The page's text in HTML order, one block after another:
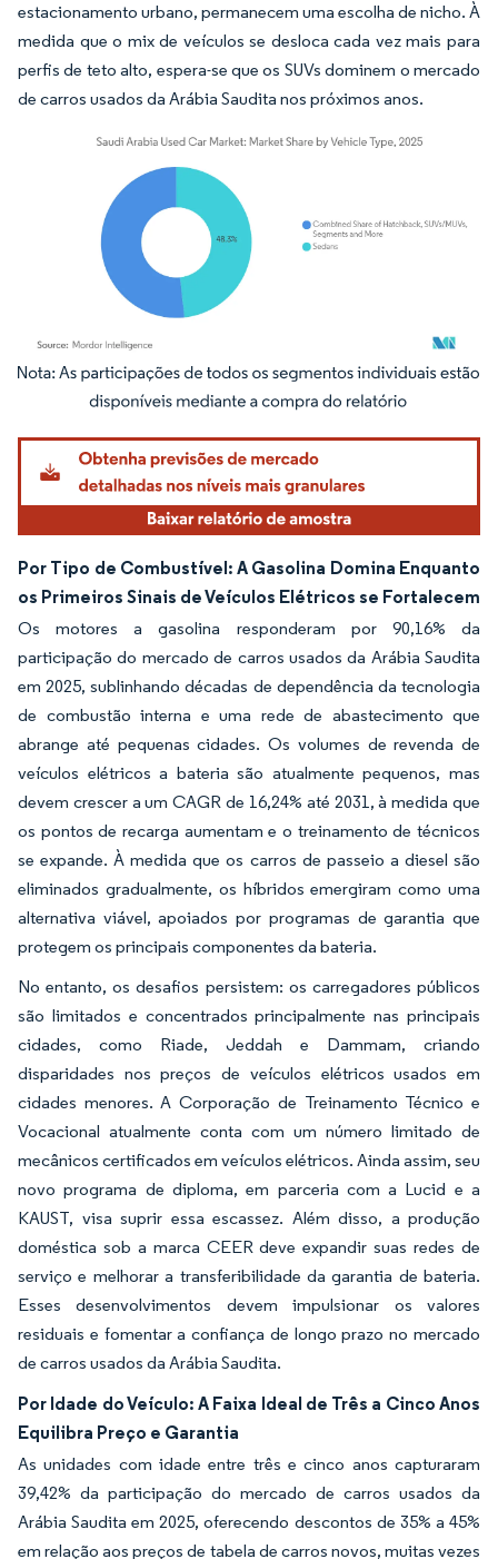
estacionamento urbano, permanecem uma escolha de nicho. À
medida que o mix de veículos se desloca cada vez mais para
perfis de teto alto, espera-se que os SUVs dominem o mercado
de carros usados da Arábia Saudita nos próximos anos.
Imagem © Mordor Intelligence. O reuso requer atribuição conforme CC BY 4.0.
Por Tipo de Combustível: A Gasolina Domina Enquanto
os Primeiros Sinais de Veículos Elétricos se Fortalecem
Os motores a gasolina responderam por 90,16% da
participação do mercado de carros usados da Arábia Saudita
em 2025, sublinhando décadas de dependência da tecnologia
de combustão interna e uma rede de abastecimento que
abrange até pequenas cidades. Os volumes de revenda de
veículos elétricos a bateria são atualmente pequenos, mas
devem crescer a um CAGR de 16,24% até 2031, à medida que
os pontos de recarga aumentam e o treinamento de técnicos
se expande. À medida que os carros de passeio a diesel são
eliminados gradualmente, os híbridos emergiram como uma
alternativa viável, apoiados por programas de garantia que
protegem os principais componentes da bateria.
No entanto, os desafios persistem: os carregadores públicos
são limitados e concentrados principalmente nas principais
cidades, como Riade, Jeddah e Dammam, criando
disparidades nos preços de veículos elétricos usados em
cidades menores. A Corporação de Treinamento Técnico e
Vocacional atualmente conta com um número limitado de
mecânicos certificados em veículos elétricos. Ainda assim, seu
novo programa de diploma, em parceria com a Lucid e a
KAUST, visa suprir essa escassez. Além disso, a produção
doméstica sob a marca CEER deve expandir suas redes de
serviço e melhorar a transferibilidade da garantia de bateria.
Esses desenvolvimentos devem impulsionar os valores
residuais e fomentar a confiança de longo prazo no mercado
de carros usados da Arábia Saudita.
Por Idade do Veículo: A Faixa Ideal de Três a Cinco Anos
Equilibra Preço e Garantia
As unidades com idade entre três e cinco anos capturaram
39,42% da participação do mercado de carros usados da
Arábia Saudita em 2025, oferecendo descontos de 35% a 45%
em relação aos preços de tabela de carros novos, muitas vezes